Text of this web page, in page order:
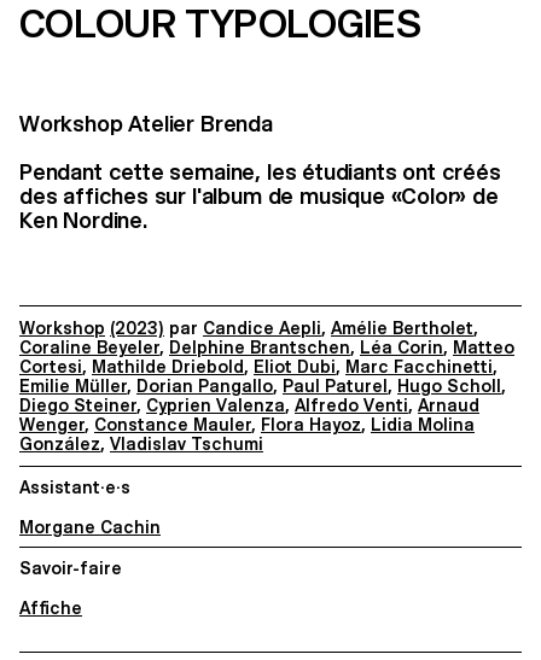
COLOUR TYPOLOGIES
Workshop Atelier Brenda
Pendant cette semaine, les étudiants ont créés
des affiches sur l'album de musique «Color» de
Ken Nordine.
Workshop (2023) par Candice Aepli, Amélie Bertholet,
Coraline Beyeler, Delphine Brantschen, Léa Corin, Matteo
Cortesi, Mathilde Driebold, Eliot Dubi, Marc Facchinetti,
Emilie Müller, Dorian Pangallo, Paul Paturel , Hugo Scholl ,
Diego Steiner, Cyprien Valenza, Alfredo Venti, Arnaud
Wenger, Constance Mauler, Flora Hayoz, Lidia Molina
González, Vladislav Tschumi
Assistant·e·s
Morgane Cachin
Savoir-faire
Affiche